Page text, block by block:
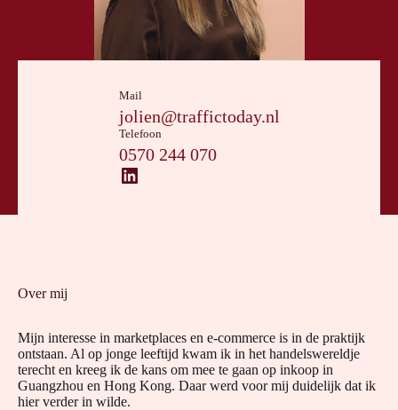
Mail
jolien@traffictoday.nl
Telefoon
0570 244 070
LinkedIn
Over mij
Mijn interesse in marketplaces en e-commerce is in de praktijk
ontstaan. Al op jonge leeftijd kwam ik in het handelswereldje
terecht en kreeg ik de kans om mee te gaan op inkoop in
Guangzhou en Hong Kong. Daar werd voor mij duidelijk dat ik
hier verder in wilde.